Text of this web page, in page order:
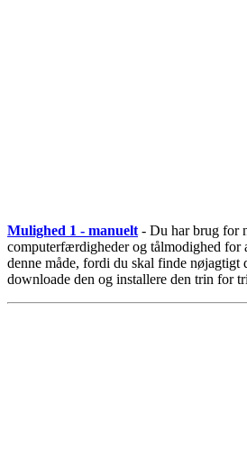
Mulighed 1 - manuelt - Du har brug for
computerfærdigheder og tålmodighed for
denne måde, fordi du skal finde nøjagtigt
downloade den og installere den trin for